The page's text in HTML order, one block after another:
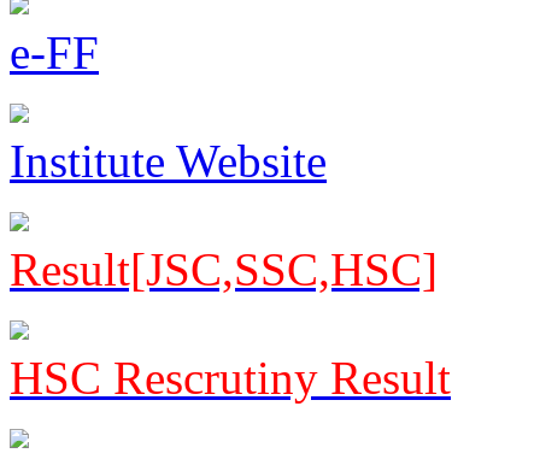
e-FF
Institute Website
Result[JSC,SSC,HSC]
HSC Rescrutiny Result